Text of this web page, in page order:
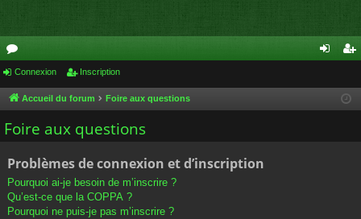
or
u
m
cri
Connexion Inscription
Accueil du forum Foire aux questions
Foire aux questions
Problèmes de connexion et d’inscription
Pourquoi ai-je besoin de m’inscrire ?
Qu’est-ce que la COPPA ?
Pourquoi ne puis-je pas m’inscrire ?